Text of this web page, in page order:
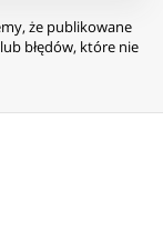
że publikowane
błędów, które nie